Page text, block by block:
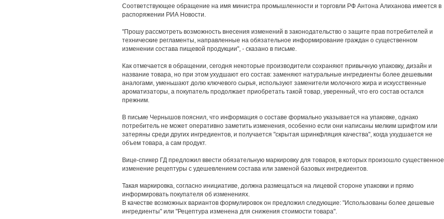
Соответствующее обращение на имя министра промышленности и торговли РФ Антона Алиханова имеется в
распоряжении РИА Новости.
"Прошу рассмотреть возможность внесения изменений в законодательство о защите прав потребителей и
технические регламенты, направленные на обязательное информирование граждан о существенном
изменении состава пищевой продукции", - сказано в письме.
Как отмечается в обращении, сегодня некоторые производители сохраняют привычную упаковку, дизайн и
название товара, но при этом ухудшают его состав: заменяют натуральные ингредиенты более дешевыми
аналогами, уменьшают долю ключевого сырья, используют заменители молочного жира и искусственные
ароматизаторы, а покупатель продолжает приобретать такой товар, уверенный, что его состав остался
прежним.
В письме Чернышов пояснил, что информация о составе формально указывается на упаковке, однако
потребитель не может оперативно заметить изменения, особенно если они написаны мелким шрифтом или
затеряны среди других ингредиентов, и получается "скрытая шринкфляция качества", когда ухудшается не
объем товара, а сам продукт.
Вице-спикер ГД предложил ввести обязательную маркировку для товаров, в которых произошло существенное
изменение рецептуры с удешевлением состава или заменой базовых ингредиентов.
Такая маркировка, согласно инициативе, должна размещаться на лицевой стороне упаковки и прямо
информировать покупателя об изменениях.
В качестве возможных вариантов формулировок он предложил следующие: "Использованы более дешевые
ингредиенты" или "Рецептура изменена для снижения стоимости товара".